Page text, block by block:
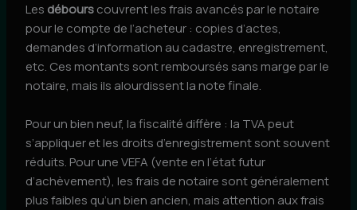
Les débourscouvrent les frais avancés par le notaire
pour le compte de l’acheteur : copies d’actes,
demandes d’information au cadastre, enregistrement,
etc. Ces montants sont remboursés sans marge par le
notaire, mais ils alourdissent la note finale.
Pour un bien neuf, la fiscalité diffère : la TVA peut
s’appliquer et les droits d’enregistrement sont souvent
réduits. Pour une VEFA (vente en l’état futur
d’achèvement), les frais de notaire sont généralement
plus faibles qu’un bien ancien, mais attention aux frais